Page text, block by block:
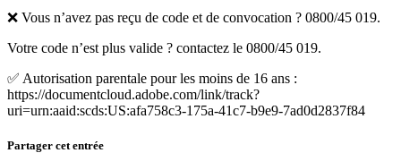
❌ Vous n’avez pas reçu de code et de convocation ? 0800/45 019.
Votre code n’est plus valide ? contactez le 0800/45 019.
✅ Autorisation parentale pour les moins de 16 ans :
https://documentcloud.adobe.com/link/track?
uri=urn:aaid:scds:US:afa758c3-175a-41c7-b9e9-7ad0d2837f84
Partager cet entrée